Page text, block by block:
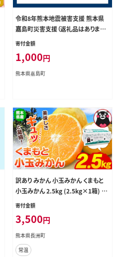
令和8年熊本地震被害支援 熊本県
嘉島町災害支援（返礼品はありませ
ん） KK006
寄付金額
1,000円
熊本県嘉島町
訳あり みかん 小玉みかん くまもと
小玉みかん 2.5kg (2.5kg×1箱) 秋
旬 不揃い 傷 ご家庭用 SDGs 小玉
ーツ 旬 柑橘 長洲町 温州みかん《9
月下旬-12月下旬頃出荷》---fn_nkd
mkn_p912_r8_3500_25k---
寄付金額
3,500円
熊本県長洲町
常温